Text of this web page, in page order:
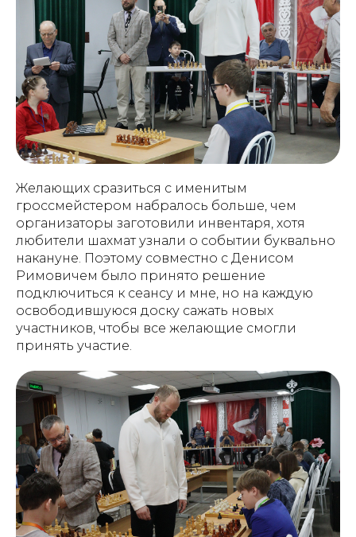
Желающих сразиться с именитым
гроссмейстером набралось больше, чем
организаторы заготовили инвентаря, хотя
любители шахмат узнали о событии буквально
накануне. Поэтому совместно с Денисом
Римовичем было принято решение
подключиться к сеансу и мне, но на каждую
освободившуюся доску сажать новых
участников, чтобы все желающие смогли
принять участие.
Политика обработки персональных данных